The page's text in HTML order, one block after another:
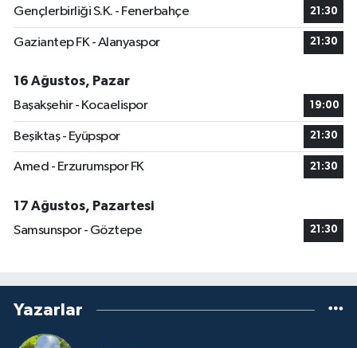
Gençlerbirliği S.K. - Fenerbahçe 21:30
Gaziantep FK - Alanyaspor 21:30
16 Ağustos, Pazar
Başakşehir - Kocaelispor
19:00
Beşiktaş - Eyüpspor 21:30
Amed - Erzurumspor FK 21:30
17 Ağustos, Pazartesi
Samsunspor - Göztepe
21:30
Yazarlar